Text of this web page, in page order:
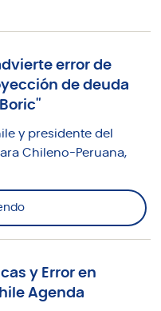
error de
de deuda
y presidente del
Chileno-Peruana,
y Error en
Agenda